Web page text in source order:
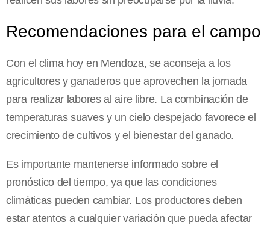
Recomendaciones para el campo
Con el clima hoy en Mendoza, se aconseja a los
agricultores y ganaderos que aprovechen la jornada
para realizar labores al aire libre. La combinación de
temperaturas suaves y un cielo despejado favorece el
crecimiento de cultivos y el bienestar del ganado.
Es importante mantenerse informado sobre el
pronóstico del tiempo, ya que las condiciones
climáticas pueden cambiar. Los productores deben
estar atentos a cualquier variación que pueda afectar